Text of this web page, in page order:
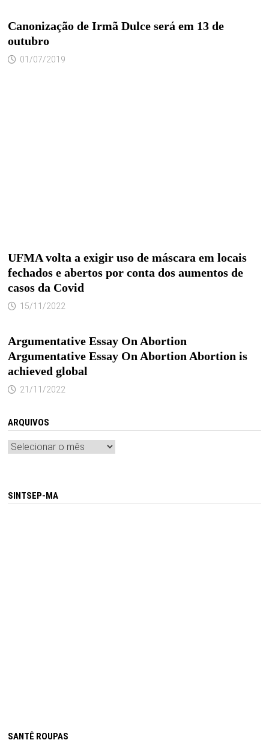
Canonização de Irmã Dulce será em 13 de
outubro
01/07/2019
UFMA volta a exigir uso de máscara em locais
fechados e abertos por conta dos aumentos de
casos da Covid
15/11/2022
Argumentative Essay On Abortion
Argumentative Essay On Abortion Abortion is
achieved global
21/11/2022
ARQUIVOS
Arquivos
SINTSEP-MA
SANTÊ ROUPAS